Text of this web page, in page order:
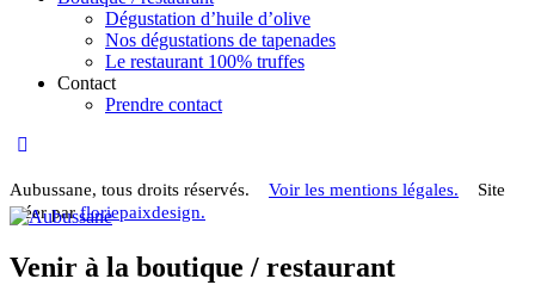
Dégustation d’huile d’olive
Nos dégustations de tapenades
Le restaurant 100% truffes
Contact
Prendre contact
Aubussane, tous droits réservés. Voir les mentions légales. Site
créer parfloriepaixdesign.
Venir à la boutique / restaurant